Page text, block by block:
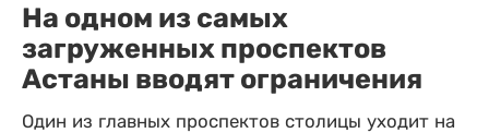
На одном из самых
загруженных проспектов
Астаны вводят ограничения
Один из главных проспектов столицы уходит на